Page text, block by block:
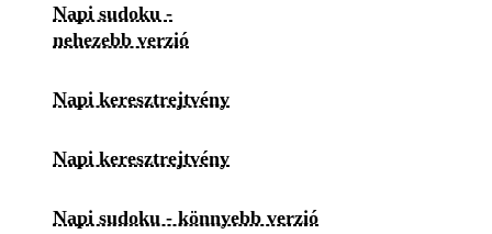
Napi sudoku -
nehezebb verzió
Napi keresztrejtvény
Napi keresztrejtvény
Napi sudoku - könnyebb verzió